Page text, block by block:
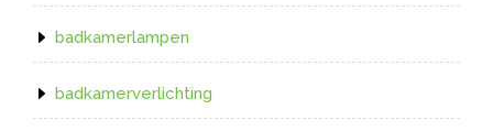
badkamerlampen
badkamerverlichting